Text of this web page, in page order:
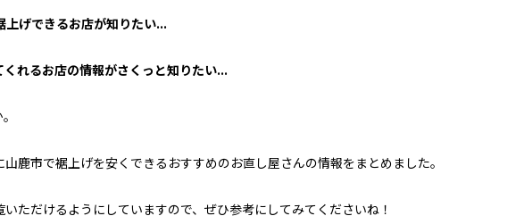
げできるお店が知りたい...
れるお店の情報がさくっと知りたい...
鹿市で裾上げを安くできるおすすめのお直し屋さんの情報をまとめました。
ただけるようにしていますので、ぜひ参考にしてみてくださいね！